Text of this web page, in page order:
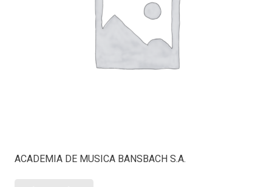
ACADEMIA DE MUSICA BANSBACH S.A.